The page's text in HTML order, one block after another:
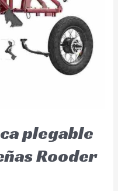
plegable
Rooder